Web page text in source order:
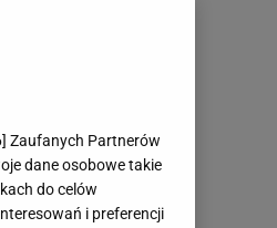
] Zaufanych Partnerów
dane osobowe takie
do celów
i preferencji